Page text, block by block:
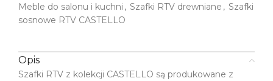
Meble do salonu i kuchni , Szafki RTV drewniane , Szafki
sosnowe RTV CASTELLO
Opis
Szafki RTV z kolekcji CASTELLO są produkowane z